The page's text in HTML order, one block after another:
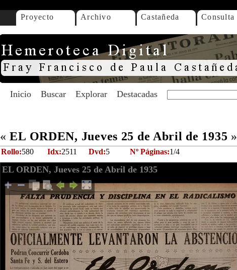
Proyecto Archivo Castañeda Consulta
Inicio Buscar Explorar Destacadas
« EL ORDEN, Jueves 25 de Abril de 1935 »
Rollo:580 Idx:2511 Dvd:5 Nº Páginas:1/4
EL ORDEN, Jueves 25 de Abril de 1935